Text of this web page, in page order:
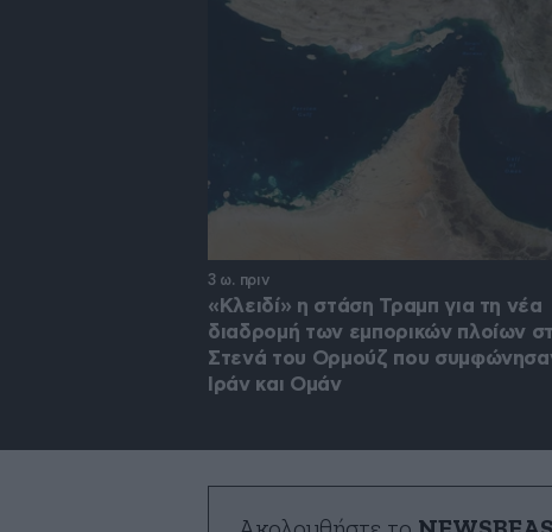
3 ω. πριν
«Κλειδί» η στάση Τραμπ για τη νέα
διαδρομή των εμπορικών πλοίων
Στενά του Ορμούζ που
Ιράν και Ομάν